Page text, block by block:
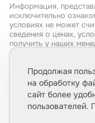
Информация,
исключительно
условиях не может
сведения о ценах,
получить у наших
Продолжая
на обработку
сайт более
пользователей.